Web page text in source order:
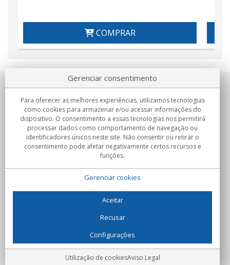
COMPRAR
Sobre nosotros
Compromissos
Compras
C/Flassaders, 13, Nave 6, 08130 Santa Perpètua de Mogoda
(Barcelona) - Espanha
Locura Digital - Todos os direitos reservados
Gerenciar consentimento
Para oferecer as melhores experiências, utilizamos tecnologias
como cookies para armazenar e/ou acessar informações do
dispositivo. O consentimento a essas tecnologias nos permitirá
processar dados como comportamento de navegação ou
identificadores únicos neste site. Não consentir ou retirar o
consentimento pode afetar negativamente certos recursos e
funções.
Gerenciar cookies
Aceitar
Recusar
Configurações
Utilização de cookiesAviso Legal